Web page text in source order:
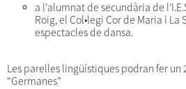
a l'alumnat de secundària de
Roig, el Col•legi Cor de Maria i La
espectacles de dansa.
Les parelles lingüístiques podran fer un
“Germanes”